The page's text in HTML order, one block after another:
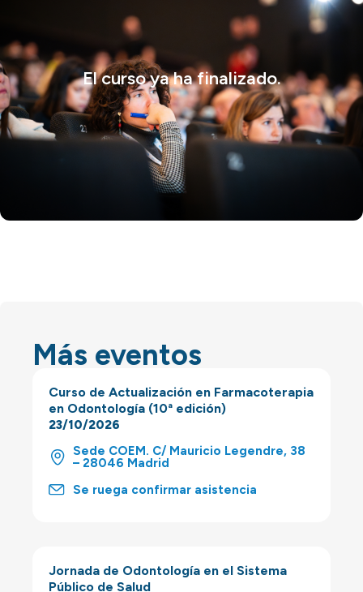
El curso ya ha finalizado.
Más eventos
Curso de Actualización en Farmacoterapia
en Odontología (10ª edición)
23/10/2026
Sede COEM. C/ Mauricio Legendre, 38
– 28046 Madrid
Se ruega confirmar asistencia
Jornada de Odontología en el Sistema
Público de Salud